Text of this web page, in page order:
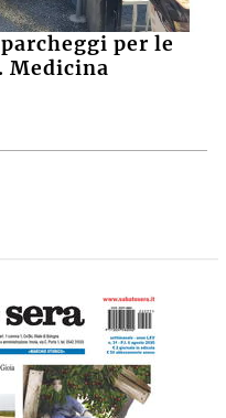
per le
Medicina